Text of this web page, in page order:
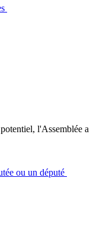
l'Assemblée a
ou un député